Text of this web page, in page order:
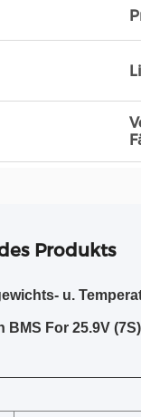
Produkts
u.
BMS For 25.9V (7S)